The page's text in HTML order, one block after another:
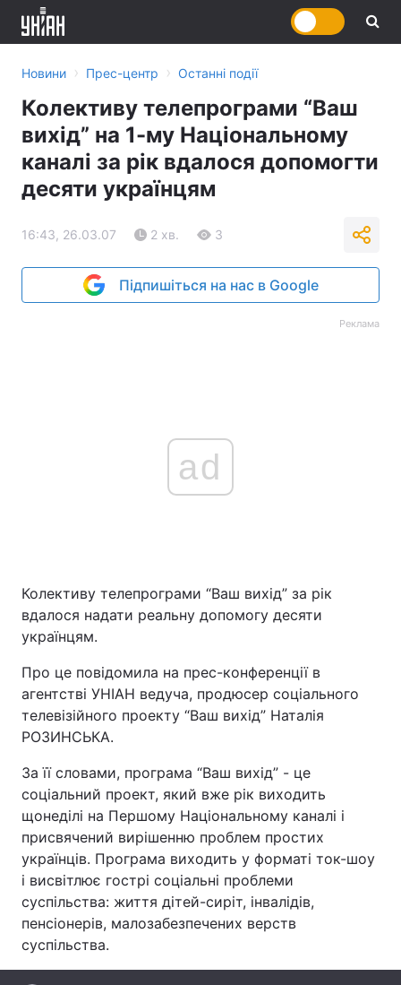
Головна Війна
Україна Політика
Новини › Прес-центр › Останні події
Колективу телепрограми “Ваш
вихід” на 1-му Національному
каналі за рік вдалося допомогти
десяти українцям
16:43, 26.03.07 2 хв. 3
Підпишіться на нас в Google
Реклама
ad
Колективу телепрограми “Ваш вихід” за рік
вдалося надати реальну допомогу десяти
українцям.
Про це повідомила на прес-конференції в
агентстві УНІАН ведуча, продюсер соціального
телевізійного проекту “Ваш вихід” Наталія
РОЗИНСЬКА.
За її словами, програма “Ваш вихід” - це
соціальний проект, який вже рік виходить
щонеділі на Першому Національному каналі і
присвячений вирішенню проблем простих
українців. Програма виходить у форматі ток-шоу
і висвітлює гострі соціальні проблеми
суспільства: життя дітей-сиріт, інвалідів,
пенсіонерів, малозабезпечених верств
суспільства.